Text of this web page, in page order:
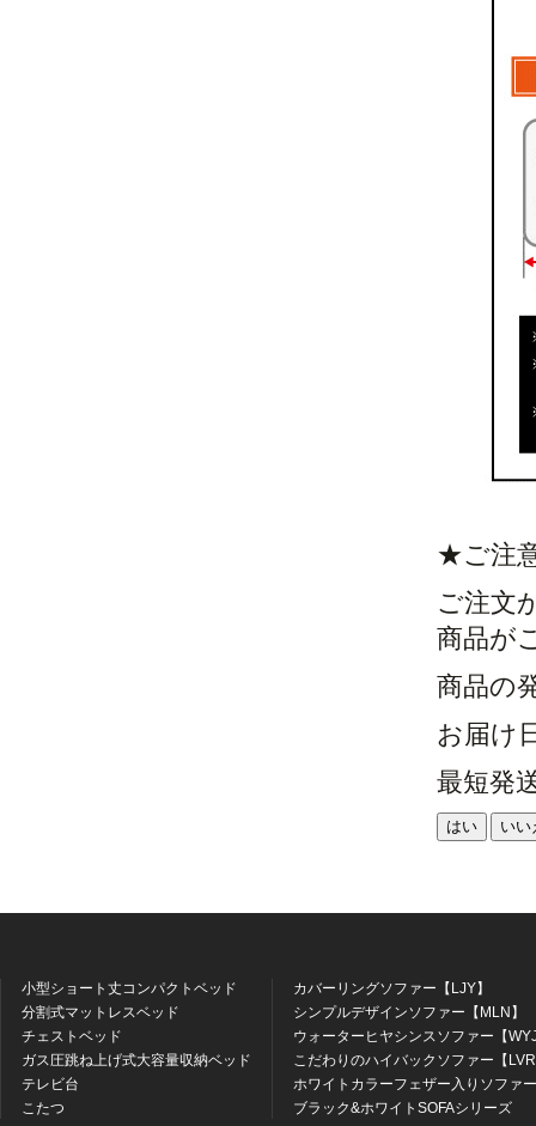
★ご注
ご注文
商品が
商品の
お届け
最短発
はい いい
小型ショート丈コンパクトベッド
分割式マットレスベッド
チェストベッド
ガス圧跳ね上げ式大容量収納ベッド
テレビ台
こたつ
カバーリングソファー【LJY】
シンプルデザインソファー【MLN】
ウォーターヒヤシンスソファー【
こだわりのハイバックソファー【
ホワイトカラーフェザー入りソファ
ブラック&ホワイトSOFAシリーズ